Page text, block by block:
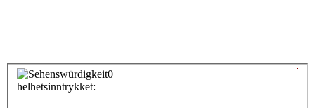
helhetsinntrykket:
0